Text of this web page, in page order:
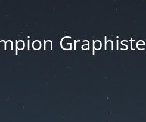
Graphiste